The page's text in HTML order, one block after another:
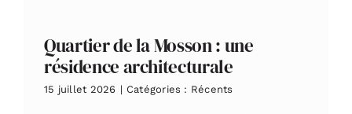
Quartier de la Mosson : une
résidence architecturale
15 juillet 2026 | Catégories : Récents